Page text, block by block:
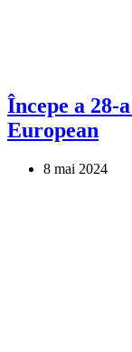
Începe a 28-
European
8 mai 2024